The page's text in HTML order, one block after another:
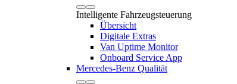
Intelligente Fahrzeugsteuerung
Übersicht
Digitale Extras
Van Uptime Monitor
Onboard Service App
Mercedes-Benz Qualität